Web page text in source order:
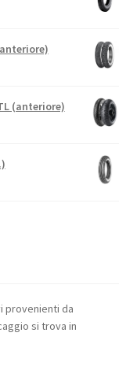
(anteriore)
provenienti da
si trova in